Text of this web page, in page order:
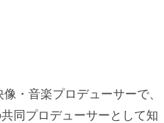
・音楽プロデューサーで、
同プロデューサーとして知